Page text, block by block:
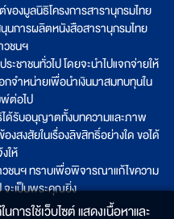
องมูลนิธิโครงการสารานุกรมไทย
นการผลิตหนังสือสารานุกรมไทย
วชนฯ
ะชาชนทั่วไป โดยจะนำไปแจกจ่ายให้
กจำหน่ายเพื่อนำเงินมาสมทบทุนใน
ต่อไป
ได้รับอนุญาตทั้งบทความและภาพ
งสงสัยในเรื่องลิขสิทธิ์อย่างใด ขอได้
ให้
วชนฯ ทราบเพื่อพิจารณาแก้ไขความ
ะเป็นพระคุณยิ่ง
ารใช้เว็บไซต์ แสดงเนื้อหาและ